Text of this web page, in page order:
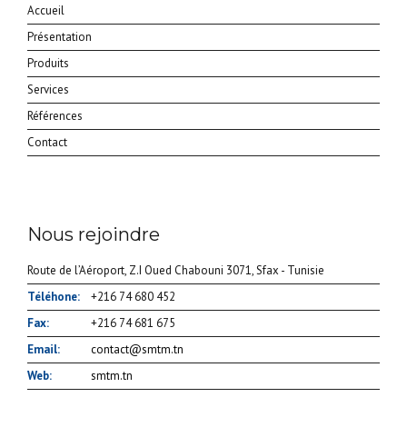
Accueil
Présentation
Produits
Services
Références
Contact
Nous rejoindre
Route de l’Aéroport, Z.I Oued Chabouni 3071, Sfax - Tunisie
Téléhone:
+216 74 680 452
Fax:
+216 74 681 675
Email:
contact@smtm.tn
Web:
smtm.tn